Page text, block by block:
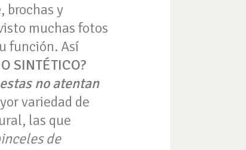
brochas y
muchas fotos
función. Así
SINTÉTICO?
no atentan
variedad de
las que
de